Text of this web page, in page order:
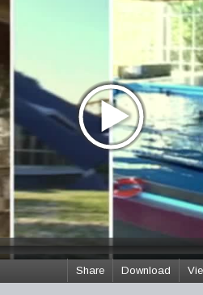
Download
Share